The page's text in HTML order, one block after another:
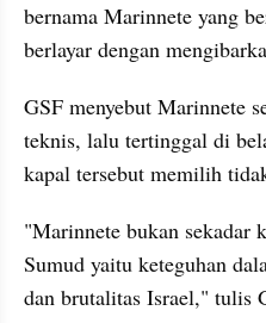
bernama Marinnete yang
berlayar dengan
GSF menyebut Marinnete
teknis, lalu tertinggal di
"Marinnete bukan sekadar
Sumud yaitu keteguhan
dan brutalitas Israel," tulis